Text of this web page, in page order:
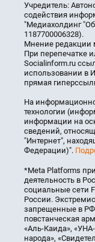
Учредитель:
содействия
"Медиахолдинг
1187700006328).
Мнение редакции
При перепечатке
Socialinform.ru
использовании в
прямая
На
технологии
информации на
сведений,
"Интернет",
Федерации)".
*Meta Platforms
деятельность в
социальные сети
России.
запрещенные в РФ:
повстанческая
«Аль-Каида»,
народа»,